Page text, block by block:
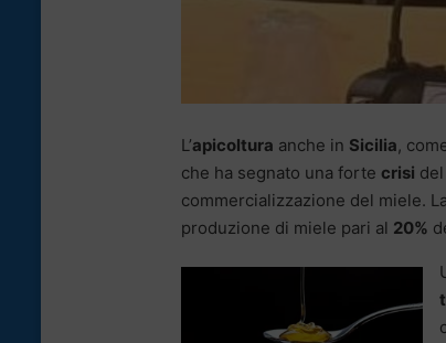
L’apicoltura anche in Sicilia,
che ha segnato una forte crisi
commercializzazione del miele.
produzione di miele pari al 20%